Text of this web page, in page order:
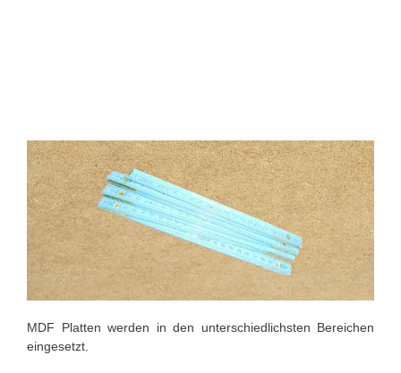
MDF Platten werden in den unterschiedlichsten Bereichen
eingesetzt.